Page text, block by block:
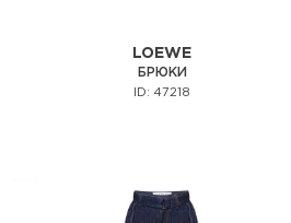
LOEWE
БРЮКИ
ID: 47218